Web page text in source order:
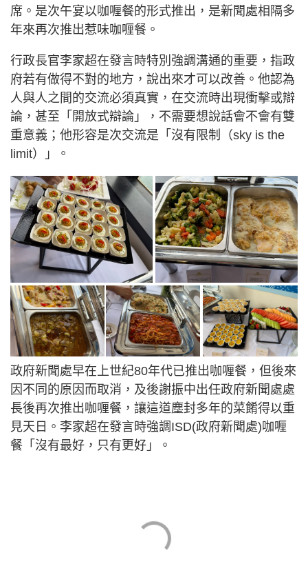
席。是次午宴以咖喱餐的形式推出，是新聞處相隔多
年來再次推出惹味咖喱餐。
行政長官李家超在發言時特別強調溝通的重要，指政
府若有做得不對的地方，說出來才可以改善。他認為
人與人之間的交流必須真實，在交流時出現衝擊或辯
論，甚至「開放式辯論」，不需要想說話會不會有雙
重意義；他形容是次交流是「沒有限制（sky is the
limit）」。​
政府新聞處早在上世紀80年代已推出咖喱餐，但後來
因不同的原因而取消，及後謝振中出任政府新聞處處
長後再次推出咖喱餐，讓這道塵封多年的菜餚得以重
見天日。李家超在發言時強調ISD(政府新聞處)咖喱
餐「沒有最好，只有更好」。